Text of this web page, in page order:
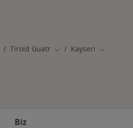
Tiroid Guatr Şehir değiştir
Kayseri Şehir
Biz